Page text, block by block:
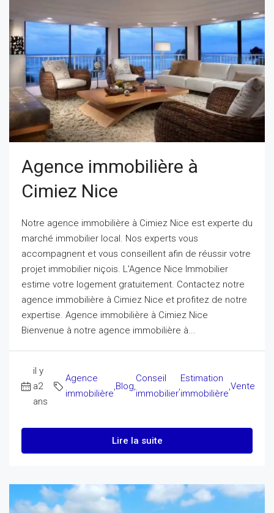
Agence immobilière à
Cimiez Nice
Notre agence immobilière à Cimiez Nice est experte du
marché immobilier local. Nos experts vous
accompagnent et vous conseillent afin de réussir votre
projet immobilier niçois. L'Agence Nice Immobilier
estime votre logement gratuitement. Contactez notre
agence immobilière à Cimiez Nice et profitez de notre
expertise. Agence immobilière à Cimiez Nice
Bienvenue à notre agence immobilière à...
il y
a2
ans
Agence
immobilière
,Blog,
Conseil
immobilier
,
Estimation
immobilière
,Vente
Lire la suite